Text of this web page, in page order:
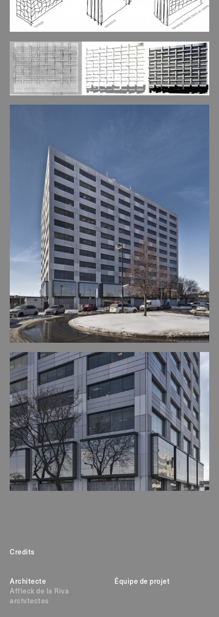
Credits
Architecte
Affleck de la Riva
architectes
Équipe de projet